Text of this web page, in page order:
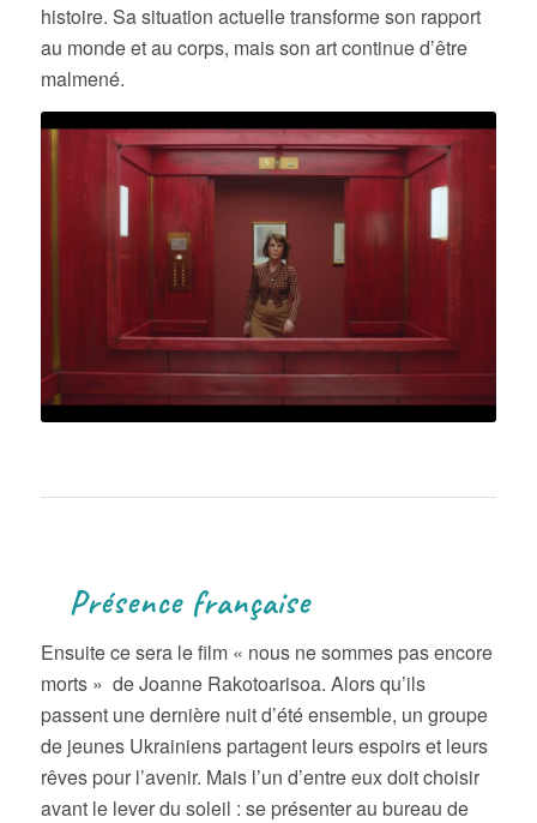
histoire. Sa situation actuelle transforme son rapport
au monde et au corps, mais son art continue d’être
malmené.
Présence française
Ensuite ce sera le film « nous ne sommes pas encore
morts » de Joanne Rakotoarisoa. Alors qu’ils
passent une dernière nuit d’été ensemble, un groupe
de jeunes Ukrainiens partagent leurs espoirs et leurs
rêves pour l’avenir. Mais l’un d’entre eux doit choisir
avant le lever du soleil : se présenter au bureau de